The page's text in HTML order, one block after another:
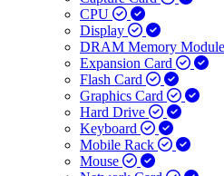
CPU
Display
DRAM Memory Module
Expansion Card
Flash Card
Graphics Card
Hard Drive
Keyboard
Mobile Rack
Mouse